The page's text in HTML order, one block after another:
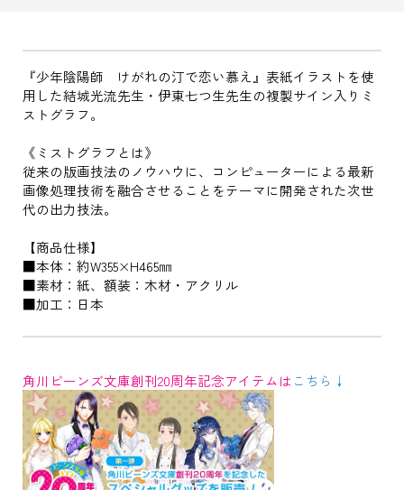
『少年陰陽師 けがれの汀で恋い慕え』表紙イラストを使
用した結城光流先生・伊東七つ生先生の複製サイン入りミ
ストグラフ。
《ミストグラフとは》
従来の版画技法のノウハウに、コンピューターによる最新
画像処理技術を融合させることをテーマに開発された次世
代の出力技法。
【商品仕様】
■本体：約W355×H465㎜
■素材：紙、額装：木材・アクリル
■加工：日本
角川ビーンズ文庫創刊20周年記念アイテムは こちら↓